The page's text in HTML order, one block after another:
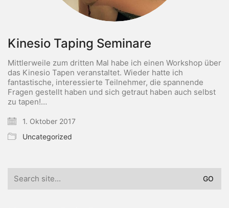
Kinesio Taping Seminare
Mittlerweile zum dritten Mal habe ich einen Workshop über
das Kinesio Tapen veranstaltet. Wieder hatte ich
fantastische, interessierte Teilnehmer, die spannende
Fragen gestellt haben und sich getraut haben auch selbst
zu tapen!…
1. Oktober 2017
Uncategorized
for: